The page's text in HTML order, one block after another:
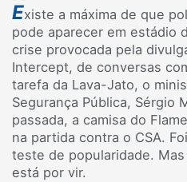
Existe a máxima de que
pode aparecer em estádio
crise provocada pela
Intercept, de conversas
tarefa da Lava-Jato, o
Segurança Pública, Sérgio
passada, a camisa do
na partida contra o CSA.
teste de popularidade.
está por vir.